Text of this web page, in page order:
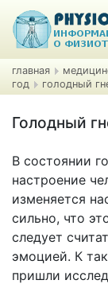
главная
год
голодный
Голодный
В состоянии
настроение
изменяется
сильно, что
следует
эмоцией. К
пришли